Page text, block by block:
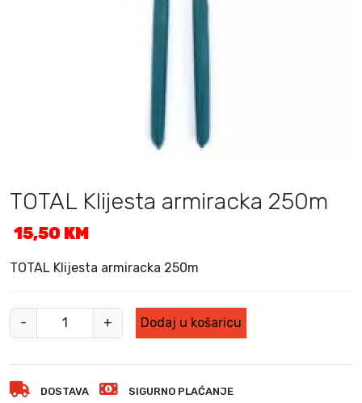
TOTAL Klijesta armiracka 250m
15,50 KM
TOTAL Klijesta armiracka 250m
-
O
L
+ Dodaj u košaricu
DOSTAVA SIGURNO PLAĆANJE